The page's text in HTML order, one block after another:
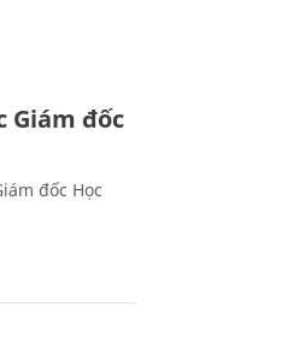
Giám đốc
đốc Học